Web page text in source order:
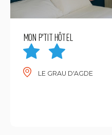
MON P'TIT HÔTEL
LE GRAU D'AGDE